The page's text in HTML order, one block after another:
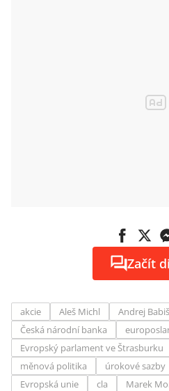
Začít
akcie Aleš Michl Andrej Babiš
Česká národní banka
Evropský parlament ve Štrasburku
měnová politika
úrokové sazby
Evropská unie
cla Marek